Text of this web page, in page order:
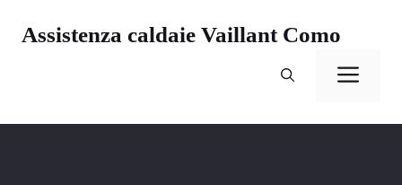
Assistenza caldaie Vaillant Como